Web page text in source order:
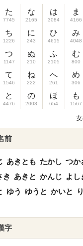
た
7745
ち
1226
つ
1147
て
1546
と
4476
な
2165
に
243
ぬ
210
ね
222
の
2008
は
3084
ひ
4615
ふ
2105
へ
261
ほ
654
ま
4166
み
4048
む
800
め
306
も
1567
前
あきとも たかし つか
き あきと かんじ よし
ゆう ゆうと かいと
字